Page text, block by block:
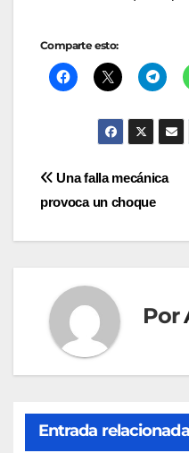
Comparte esto:
Navegación
de
Una falla mecánica
provoca un choque
Por
Entrada relacionada